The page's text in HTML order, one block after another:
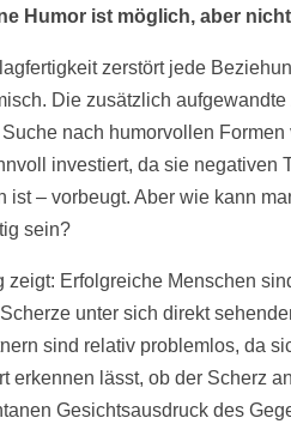
Humor ist möglich, aber
zerstört jede
Die zusätzlich aufgewandte
nach humorvollen
investiert, da sie negativen
ist – vorbeugt. Aber wie kann
sein?
zeigt: Erfolgreiche Menschen
unter sich direkt
sind relativ problemlos, da
erkennen lässt, ob der Scherz
Gesichtsausdruck des